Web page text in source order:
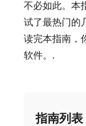
不必如此。本
试了最热门的
读完本指南，
软件。.
指南列表